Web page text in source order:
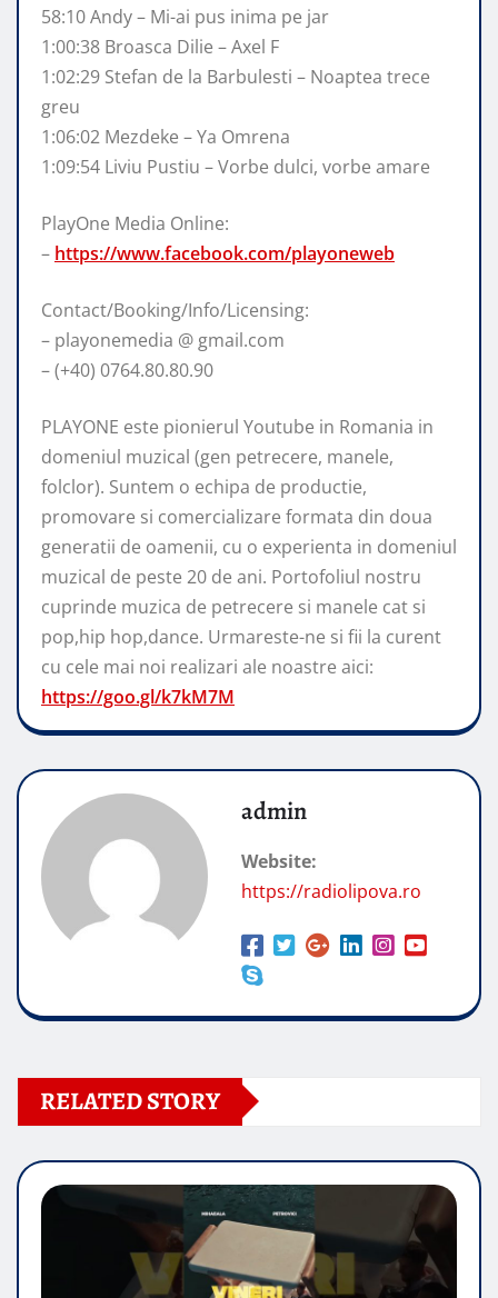
58:10 Andy – Mi-ai pus inima pe jar
1:00:38 Broasca Dilie – Axel F
1:02:29 Stefan de la Barbulesti – Noaptea trece
greu
1:06:02 Mezdeke – Ya Omrena
1:09:54 Liviu Pustiu – Vorbe dulci, vorbe amare
PlayOne Media Online:
– https://www.facebook.com/playoneweb
Contact/Booking/Info/Licensing:
– playonemedia @ gmail.com
– (+40) 0764.80.80.90
PLAYONE este pionierul Youtube in Romania in
domeniul muzical (gen petrecere, manele,
folclor). Suntem o echipa de productie,
promovare si comercializare formata din doua
generatii de oamenii, cu o experienta in domeniul
muzical de peste 20 de ani. Portofoliul nostru
cuprinde muzica de petrecere si manele cat si
pop,hip hop,dance. Urmareste-ne si fii la curent
cu cele mai noi realizari ale noastre aici:
https://goo.gl/k7kM7M
admin
Website:
https://radiolipova.ro
RELATED STORY